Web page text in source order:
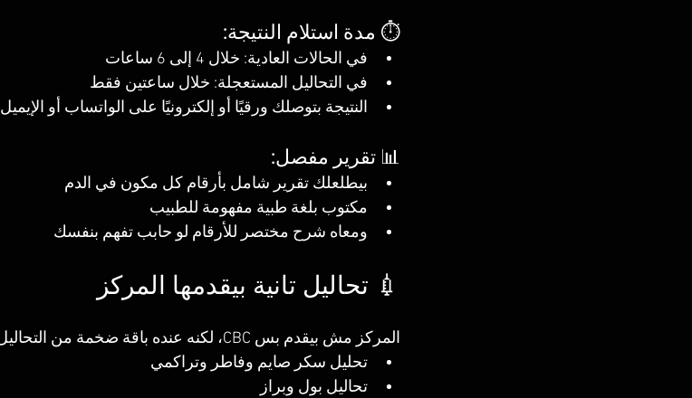
⏱ مدة استلام النتيجة:
في الحالات العادية: خلال 4 إلى 6 ساعات
في التحاليل المستعجلة: خلال ساعتين فقط
النتيجة بتوصلك ورقيًا أو إلكترونيًا على الواتساب أو الإيميل
📊 تقرير مفصل:
بيطلعلك تقرير شامل بأرقام كل مكون في الدم
مكتوب بلغة طبية مفهومة للطبيب
ومعاه شرح مختصر للأرقام لو حابب تفهم بنفسك
💉 تحاليل تانية بيقدمها المركز
المركز مش بيقدم بس CBC، لكنه عنده باقة ضخمة من التحاليل، منها:
تحليل سكر صايم وفاطر وتراكمي
تحاليل بول وبراز